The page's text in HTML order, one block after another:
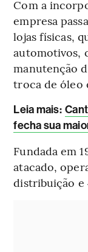
Com a
empresa
lojas físicas,
automotivos,
manutenção
troca de óleo
Leia mais:
fecha sua
Fundada em
atacado,
distribuição e